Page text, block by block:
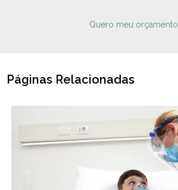
Quero meu orçamento
Páginas Relacionadas